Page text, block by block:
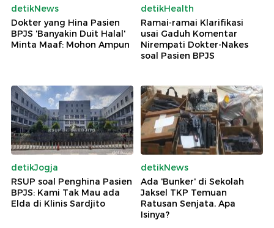
detikNews
Dokter yang Hina Pasien
BPJS 'Banyakin Duit Halal'
Minta Maaf: Mohon Ampun
detikHealth
Ramai-ramai Klarifikasi
usai Gaduh Komentar
Nirempati Dokter-Nakes
soal Pasien BPJS
detikJogja
RSUP soal Penghina Pasien
BPJS: Kami Tak Mau ada
Elda di Klinis Sardjito
detikNews
Ada 'Bunker' di Sekolah
Jaksel TKP Temuan
Ratusan Senjata, Apa
Isinya?